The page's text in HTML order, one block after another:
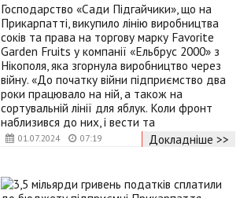
01.07.2024 07:19
Господарство «Сади Підгайчики», що на
Прикарпатті, викупило лінію виробництва
соків та права на торгову марку Favorite
Garden Fruits у компанії «Ельбрус 2000» з
Нікополя, яка згорнула виробництво через
війну. «До початку війни підприємство два
роки працювало на ній, а також на
сортувальній лінії для яблук. Коли фронт
наблизився до них, і вести та
Докладніше >>